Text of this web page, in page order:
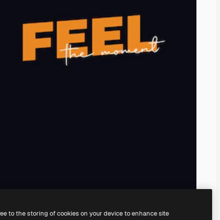
to the storing of cookies on your device to enhance site